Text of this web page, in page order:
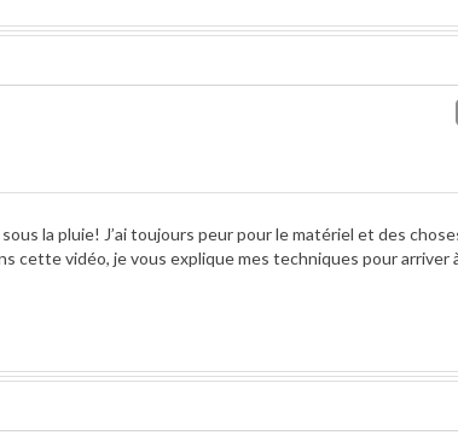
la pluie! J’ai toujours peur pour le matériel et des
cette vidéo, je vous explique mes techniques pour arriver